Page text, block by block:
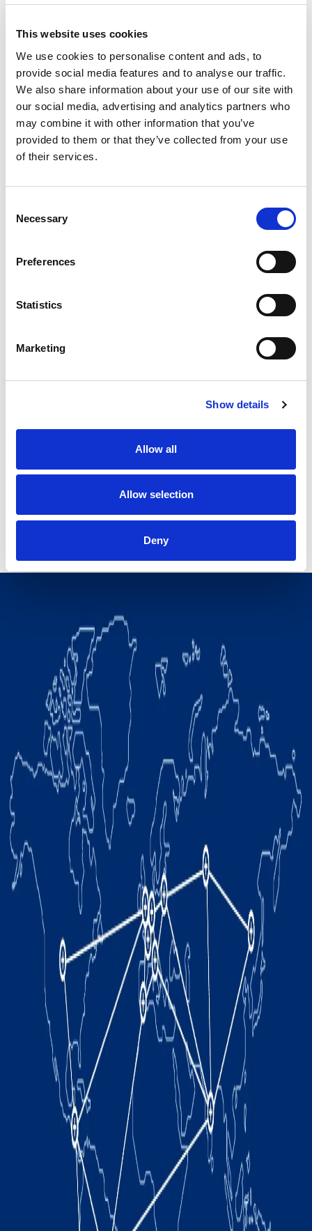
This website uses cookies
We use cookies to personalise content and ads, to
provide social media features and to analyse our traffic.
We also share information about your use of our site with
our social media, advertising and analytics partners who
may combine it with other information that you’ve
provided to them or that they’ve collected from your use
of their services.
Selection
Necessary
Preferences
Statistics
Marketing
Show details
Allow all
Allow selection
Deny
相关产品
3209 mm
重复精度:0.17 mm